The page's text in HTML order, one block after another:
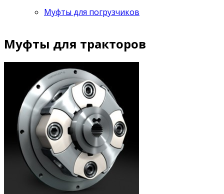
Муфты для погрузчиков
Муфты для тракторов